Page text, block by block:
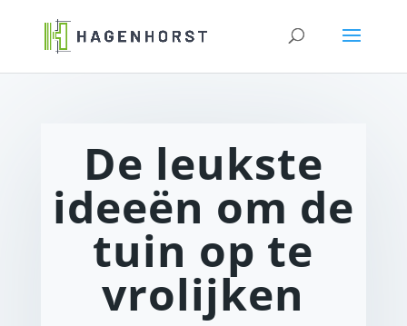
De leukste
ideeën om de
tuin op te
vrolijken